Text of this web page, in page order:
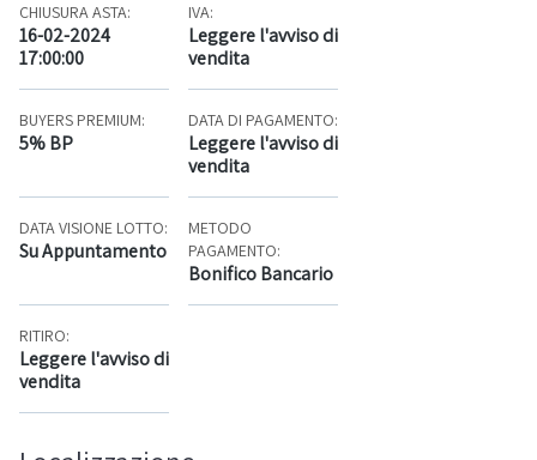
CHIUSURA ASTA:
16-02-2024
17:00:00
IVA:
Leggere l'avviso di
vendita
BUYERS PREMIUM:
5% BP
DATA DI PAGAMENTO:
Leggere l'avviso di
vendita
DATA VISIONE LOTTO:
Su Appuntamento
METODO
PAGAMENTO:
Bonifico Bancario
RITIRO:
Leggere l'avviso di
vendita